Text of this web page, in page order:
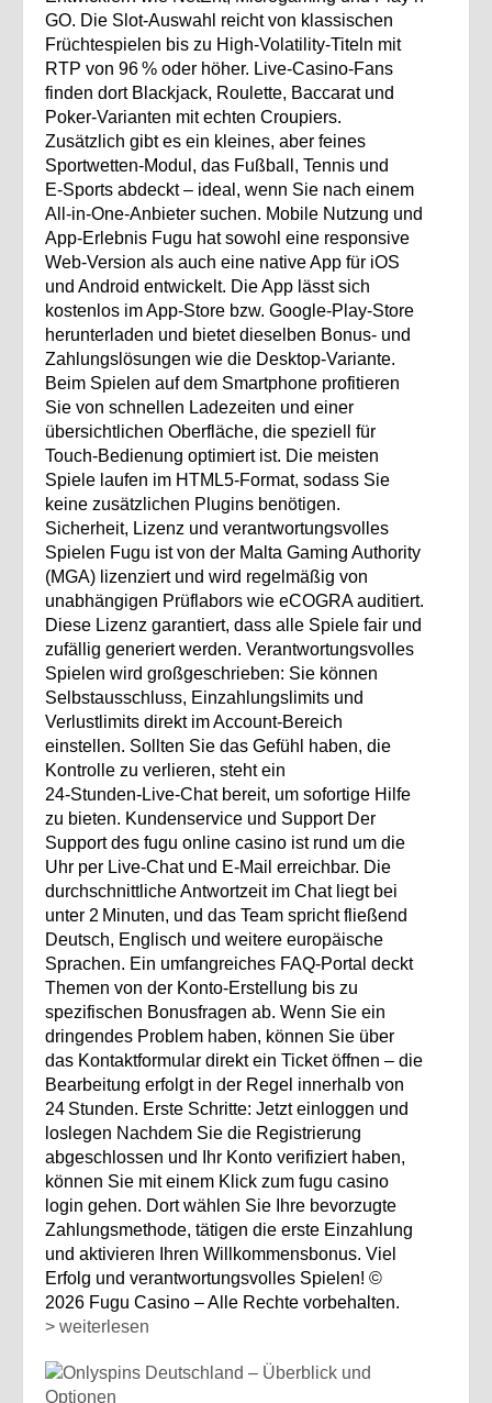
GO. Die Slot‑Auswahl reicht von klassischen
Früchtespielen bis zu High‑Volatility‑Titeln mit
RTP von 96 % oder höher. Live‑Casino‑Fans
finden dort Blackjack, Roulette, Baccarat und
Poker‑Varianten mit echten Croupiers.
Zusätzlich gibt es ein kleines, aber feines
Sportwetten‑Modul, das Fußball, Tennis und
E‑Sports abdeckt – ideal, wenn Sie nach einem
All‑in‑One‑Anbieter suchen. Mobile Nutzung und
App‑Erlebnis Fugu hat sowohl eine responsive
Web‑Version als auch eine native App für iOS
und Android entwickelt. Die App lässt sich
kostenlos im App‑Store bzw. Google‑Play‑Store
herunterladen und bietet dieselben Bonus‑ und
Zahlungslösungen wie die Desktop‑Variante.
Beim Spielen auf dem Smartphone profitieren
Sie von schnellen Ladezeiten und einer
übersichtlichen Oberfläche, die speziell für
Touch‑Bedienung optimiert ist. Die meisten
Spiele laufen im HTML5‑Format, sodass Sie
keine zusätzlichen Plugins benötigen.
Sicherheit, Lizenz und verantwortungsvolles
Spielen Fugu ist von der Malta Gaming Authority
(MGA) lizenziert und wird regelmäßig von
unabhängigen Prüflabors wie eCOGRA auditiert.
Diese Lizenz garantiert, dass alle Spiele fair und
zufällig generiert werden. Verantwortungsvolles
Spielen wird großgeschrieben: Sie können
Selbstausschluss, Einzahlungslimits und
Verlustlimits direkt im Account‑Bereich
einstellen. Sollten Sie das Gefühl haben, die
Kontrolle zu verlieren, steht ein
24‑Stunden‑Live‑Chat bereit, um sofortige Hilfe
zu bieten. Kundenservice und Support Der
Support des fugu online casino ist rund um die
Uhr per Live‑Chat und E‑Mail erreichbar. Die
durchschnittliche Antwortzeit im Chat liegt bei
unter 2 Minuten, und das Team spricht fließend
Deutsch, Englisch und weitere europäische
Sprachen. Ein umfangreiches FAQ‑Portal deckt
Themen von der Konto‑Erstellung bis zu
spezifischen Bonusfragen ab. Wenn Sie ein
dringendes Problem haben, können Sie über
das Kontaktformular direkt ein Ticket öffnen – die
Bearbeitung erfolgt in der Regel innerhalb von
24 Stunden. Erste Schritte: Jetzt einloggen und
loslegen Nachdem Sie die Registrierung
abgeschlossen und Ihr Konto verifiziert haben,
können Sie mit einem Klick zum fugu casino
login gehen. Dort wählen Sie Ihre bevorzugte
Zahlungsmethode, tätigen die erste Einzahlung
und aktivieren Ihren Willkommensbonus. Viel
Erfolg und verantwortungsvolles Spielen! ©
2026 Fugu Casino – Alle Rechte vorbehalten.
> weiterlesen